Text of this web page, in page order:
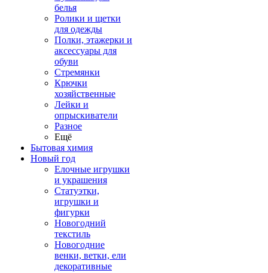
белья
Ролики и щетки
для одежды
Полки, этажерки и
аксессуары для
обуви
Стремянки
Крючки
хозяйственные
Лейки и
опрыскиватели
Разное
Ещё
Бытовая химия
Новый год
Елочные игрушки
и украшения
Статуэтки,
игрушки и
фигурки
Новогодний
текстиль
Новогодние
венки, ветки, ели
декоративные